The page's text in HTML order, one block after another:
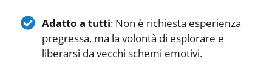
Adatto a tutti: Non è richiesta esperienza
pregressa, ma la volontà di esplorare e
liberarsi da vecchi schemi emotivi.